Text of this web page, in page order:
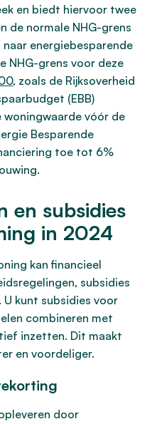
en biedt hiervoor twee
de normale NHG-grens
energiebesparende
NHG-grens voor deze
, zoals de Rijksoverheid
(EBB)
vóór de
Besparende
toe tot 6%
en subsidies
in 2024
kan financieel
subsidies
kunt subsidies voor
combineren met
inzetten. Dit maakt
en voordeliger.
door